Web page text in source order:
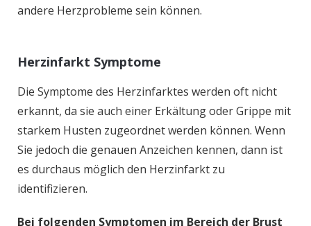
andere Herzprobleme sein können.
Herzinfarkt Symptome
Die Symptome des Herzinfarktes werden oft nicht
erkannt, da sie auch einer Erkältung oder Grippe mit
starkem Husten zugeordnet werden können. Wenn
Sie jedoch die genauen Anzeichen kennen, dann ist
es durchaus möglich den Herzinfarkt zu
identifizieren.
Bei folgenden Symptomen im Bereich der Brust